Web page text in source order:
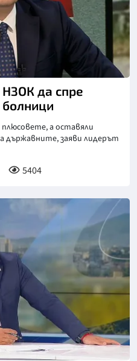
НЗОК да спре
болници
а оставяли
държавните, заяви лидерът
5404